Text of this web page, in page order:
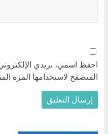
احفظ اسمي، بريدي
المتصفح لاستخدامها المرة